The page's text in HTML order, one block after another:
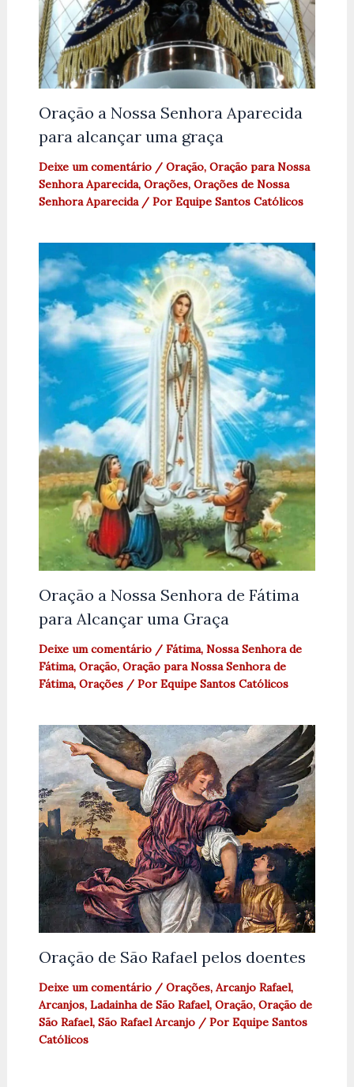
Oração a Nossa Senhora Aparecida
para alcançar uma graça
Deixe um comentário / Oração, Oração para Nossa
Senhora Aparecida, Orações, Orações de Nossa
Senhora Aparecida/ Por Equipe Santos Católicos
Oração a Nossa Senhora de Fátima
para Alcançar uma Graça
Deixe um comentário / Fátima, Nossa Senhora de
Fátima, Oração, Oração para Nossa Senhora de
Fátima, Orações/ Por Equipe Santos Católicos
Oração de São Rafael pelos doentes
Deixe um comentário / Orações, Arcanjo Rafael,
Arcanjos, Ladainha de São Rafael, Oração, Oração de
São Rafael, São Rafael Arcanjo/ Por Equipe Santos
Católicos